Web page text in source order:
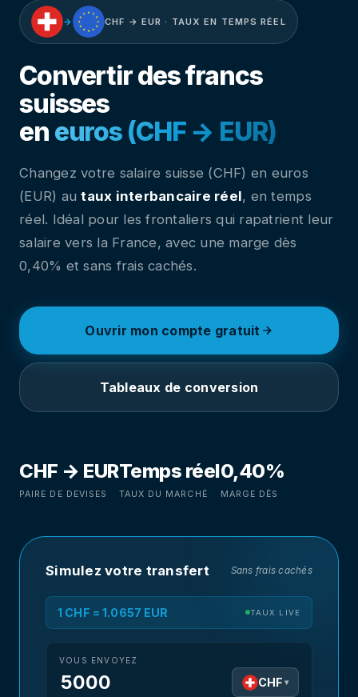
→ CHF → EUR · TAUX EN TEMPS RÉEL
Convertir des francs
suisses
en euros (CHF → EUR)
Changez votre salaire suisse (CHF) en euros
(EUR) autaux interbancaire réel, en temps
réel. Idéal pour les frontaliers qui rapatrient leur
salaire vers la France, avec une marge dès
0,40% et sans frais cachés.
Ouvrir mon compte gratuit
Tableaux de conversion
CHF → EUR
PAIRE DE DEVISES
Temps réel
TAUX DU MARCHÉ
0,40%
MARGE DÈS
Simulez votre transfert Sans frais cachés
1 CHF = 1.0657 EUR TAUX LIVE
VOUS ENVOYEZ
CHF ▾